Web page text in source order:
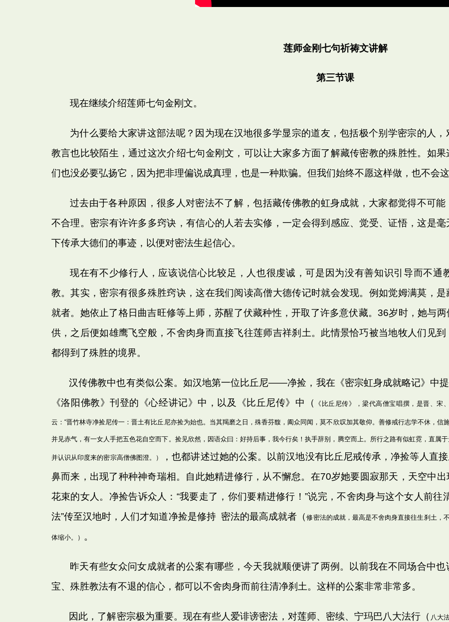
莲师金刚七句祈祷文讲解
第三节课
现在继续介绍莲师七句金刚文。
为什么要给大家讲这部法呢？因为现在汉地很多学显宗的道友，包括极个别学密宗的人
教言也比较陌生，通过这次介绍七句金刚文，可以让大家多方面了解藏传密教的殊胜性。如
们也没必要弘扬它，因为把非理偏说成真理，也是一种欺骗。但我们始终不愿这样做，也不会这
过去由于各种原因，很多人对密法不了解，包括藏传佛教的虹身成就，大家都觉得不可
不合理。密宗有许许多多窍诀，有信心的人若去实修，一定会得到感应、觉受、证悟，这是
下传承大德们的事迹，以便对密法生起信心。
现在有不少修行人，应该说信心比较足，人也很虔诚，可是因为没有善知识引导而不通
教。其实，密宗有很多殊胜窍诀，这在我们阅读高僧大德传记时就会发现。例如觉姆满莫，
就者。她依止了格日曲吉旺修等上师，苏醒了伏藏种性，开取了许多意伏藏。36岁时，她与
供，之后便如雄鹰飞空般，不舍肉身而直接飞往莲师吉祥刹土。此情景恰巧被当地牧人们见
都得到了殊胜的境界。
汉传佛教中也有类似公案。如汉地第一位比丘尼――净捡，我在《密宗虹身成就略记》中提
《洛阳佛教》刊登的《心经讲记》中，以及《比丘尼传》中（
《比丘尼传》，梁代高僧宝唱撰，是晋、宋
云：“晋竹林寺净捡尼传一：晋土有比丘尼亦捡为始也。当其羯磨之日，殊香芬馥，阖众同闻，莫不欣叹加其敬仰。善修戒行志学不休，信
并见赤气，有一女人手把五色花自空而下。捡见欣然，因语众曰：好持后事，我今行矣！执手辞别，腾空而上。所行之路有似虹霓，直属
并认识从印度来的密宗高僧佛图澄。）
，也都讲述过她的公案。以前汉地没有比丘尼戒传承，净捡等人直
鼻而来，出现了种种神奇瑞相。自此她精进修行，从不懈怠。在70岁她要圆寂那天，天空中
花束的女人。净捡告诉众人：“我要走了，你们要精进修行！”说完，不舍肉身与这个女人前往
法”传至汉地时，人们才知道净捡是修持 密法的最高成就者（修密法的成就，最高是不舍肉身直接往生刹土，
体缩小。） 。
昨天有些女众问女成就者的公案有哪些，今天我就顺便讲了两例。以前我在不同场合中
宝、殊胜教法有不退的信心，都可以不舍肉身而前往清净刹土。这样的公案非常非常多。
因此，了解密宗极为重要。现在有些人爱诽谤密法，对莲师、密续、宁玛巴八大法行（ 八大